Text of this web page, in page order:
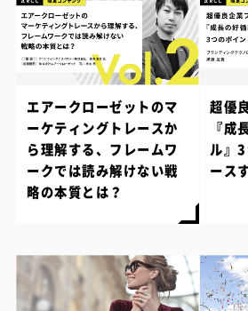
エアークローゼットのマ
ーケティングトレースか
ら理解する、フレームワ
ークでは読み解けない戦
略の本質とは？
超優
『成
ル』
ース